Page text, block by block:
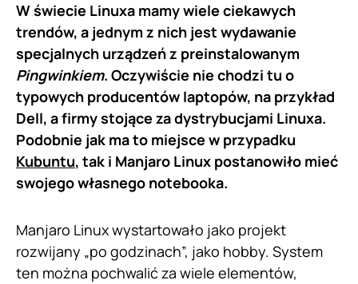
W świecie Linuxa mamy wiele ciekawych
trendów, a jednym z nich jest wydawanie
specjalnych urządzeń z preinstalowanym
Pingwinkiem. Oczywiście nie chodzi tu o
typowych producentów laptopów, na przykład
Dell, a firmy stojące za dystrybucjami Linuxa.
Podobnie jak ma to miejsce w przypadku
Kubuntu, tak i Manjaro Linux postanowiło mieć
swojego własnego notebooka.
Manjaro Linux wystartowało jako projekt
rozwijany „po godzinach”, jako hobby. System
ten można pochwalić za wiele elementów,